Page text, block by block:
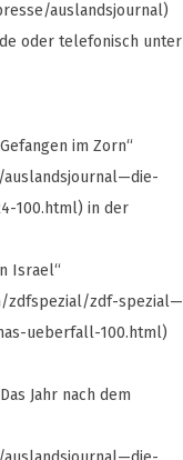
auslandsjournal)
oder telefonisch unter
im Zorn“
100.html) in der
Israel“
zdfspezial/zdf-spezial—
ueberfall-100.html)
Jahr nach dem